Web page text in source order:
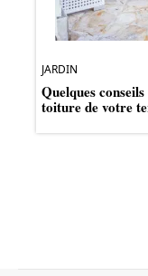
JARDIN
Quelques
toiture de votre